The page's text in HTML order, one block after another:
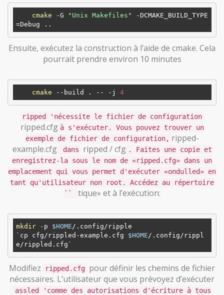
cmake -G "Unix Makefiles"
-DCMAKE_BUILD_TYPE
Ensuite, exécutez la construction à l’aide de cmake. Cela
pourrait prendre environ 10 minutes
cmake --build . -- -j 4
ripped 'nécessite le fichier de configuration
ripped.cfg à s'exécuter. Vous pouvez trouver un
exemple de fichier de configuration, ripped-
example.cfg
dans ripped / cfg . Faites une copie et
enregistrez-la sous le nom de «ripped.cfg» dans un
emplacement qui vous permet d'exécuter «ondulled» en
tant qu'utilisateur non root. Accédez au répertoire
``
tique» et à l’exécution:
mkdir -p $HOME /.config/ripple
`cp cfg/rippled-example.cfg $HOME /.config/rippl
Modifiez ripped.cfg pour définir les chemins de fichier
nécessaires. L’utilisateur que vous prévoyez d’exécuter
assled 'comme des autorisations d'écriture à tous